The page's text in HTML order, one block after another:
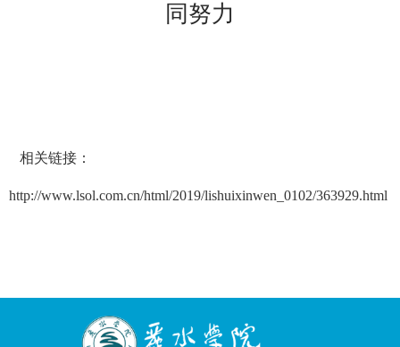
同努力
相关链接：
http://www.lsol.com.cn/html/2019/lishuixinwen_0102/363929.html